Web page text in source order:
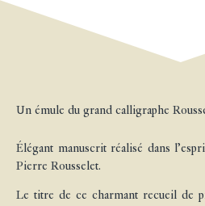
Un émule du grand calligraphe
Élégant manuscrit réalisé dans
Pierre Rousselet.
Le titre de ce charmant recueil de